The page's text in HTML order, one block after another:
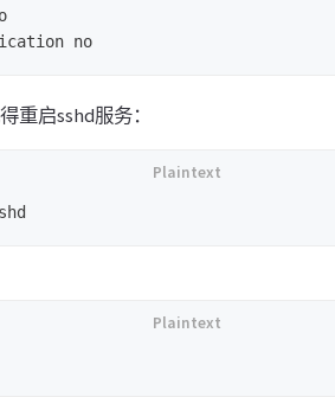
重启sshd服务：